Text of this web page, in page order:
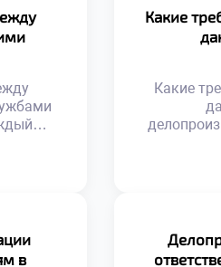
Какие
Какие
Работа с
в